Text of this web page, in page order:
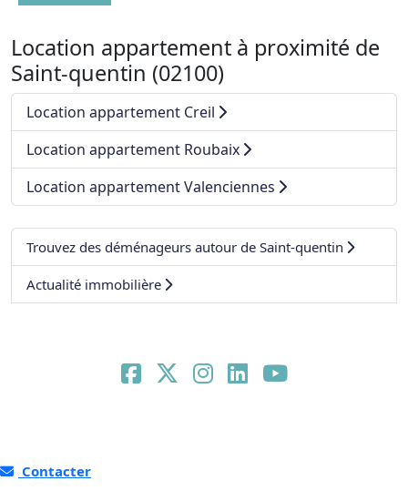
Location appartement à proximité de
Saint-quentin (02100)
Location appartement Creil
Location appartement Roubaix
Location appartement Valenciennes
Trouvez des déménageurs autour de Saint-quentin
Actualité immobilière
Contacter